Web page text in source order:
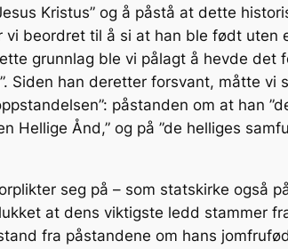
Kristus” og å påstå at dette
vi beordret til å si at han ble født
grunnlag ble vi pålagt å hevde det
han deretter forsvant, måtte vi
påstanden om at han
Hellige Ånd,” og på ”de helliges
seg på – som statskirke også
at dens viktigste ledd stammer
fra påstandene om hans